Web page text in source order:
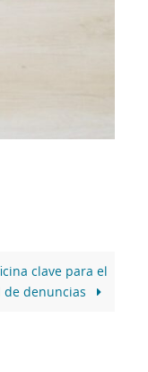
clave para el
de denuncias